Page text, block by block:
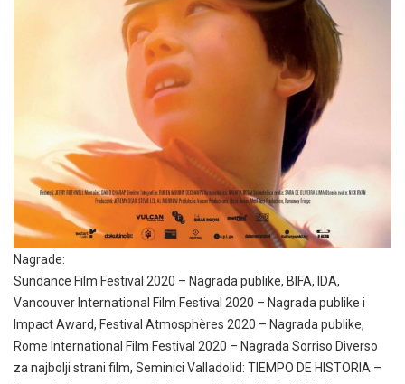
Nagrade:
Sundance Film Festival 2020 – Nagrada publike, BIFA, IDA,
Vancouver International Film Festival 2020 – Nagrada publike i
Impact Award, Festival Atmosphères 2020 – Nagrada publike,
Rome International Film Festival 2020 – Nagrada Sorriso Diverso
za najbolji strani film, Seminici Valladolid: TIEMPO DE HISTORIA –